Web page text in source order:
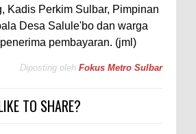
Kadis Perkim Sulbar, Pimpinan
Desa Salule'bo dan warga
pembayaran. (jml)
Diposting oleh Fokus Metro Sulbar
TO SHARE?